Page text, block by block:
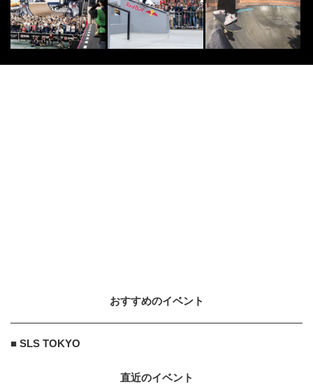
補と言われる次...
2016.7.12
9 SURF
小学館GRAVIDIA.JP
おすすめのイベント
■ SLS TOKYO
直近のイベント